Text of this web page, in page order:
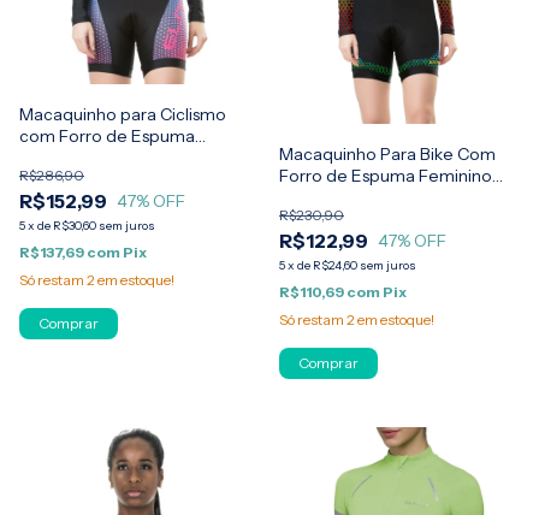
Macaquinho para Ciclismo
com Forro de Espuma
R$152,99
R$286,90
47% OFF
5x de R$30,60 sem juros
R$137,69 com Pix
Só restam 2 em estoque!
Comprar
Macaquinho Para Bike Com
Forro de Espuma Feminino
R$122,99
R$230,90
47% OFF
5x de R$24,60 sem juros
R$110,69 com Pix
Só restam 2 em estoque!
Comprar